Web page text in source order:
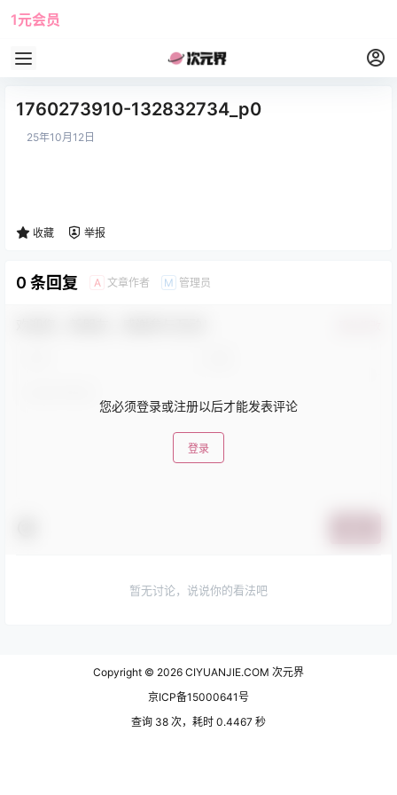
1元会员
1760273910-132832734_p0
25年10月12日
收藏 举报
0 条回复 A 文章作者 M 管理员
您必须登录或注册以后才能发表评论
登录
暂无讨论，说说你的看法吧
Copyright © 2026 CIYUANJIE.COM 次元界
京ICP备15000641号
查询 38 次，耗时 0.4467 秒